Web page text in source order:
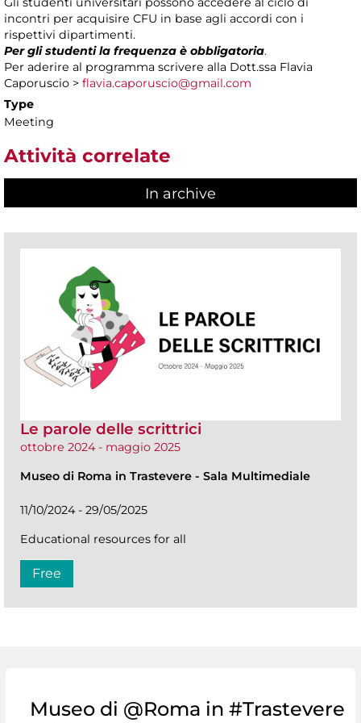
incontri per acquisire CFU in base agli accordi con i
rispettivi dipartimenti.
Per gli studenti la frequenza è obbligatoria.
Per aderire al programma scrivere alla Dott.ssa Flavia
Caporuscio > flavia.caporuscio@gmail.com
Type
Meeting
Attività correlate
In archive
Le parole delle scrittrici
ottobre 2024 - maggio 2025
Museo di Roma in Trastevere - Sala Multimediale
11/10/2024 - 29/05/2025
Educational resources for all
Free
Museo di @Roma in #Trastevere